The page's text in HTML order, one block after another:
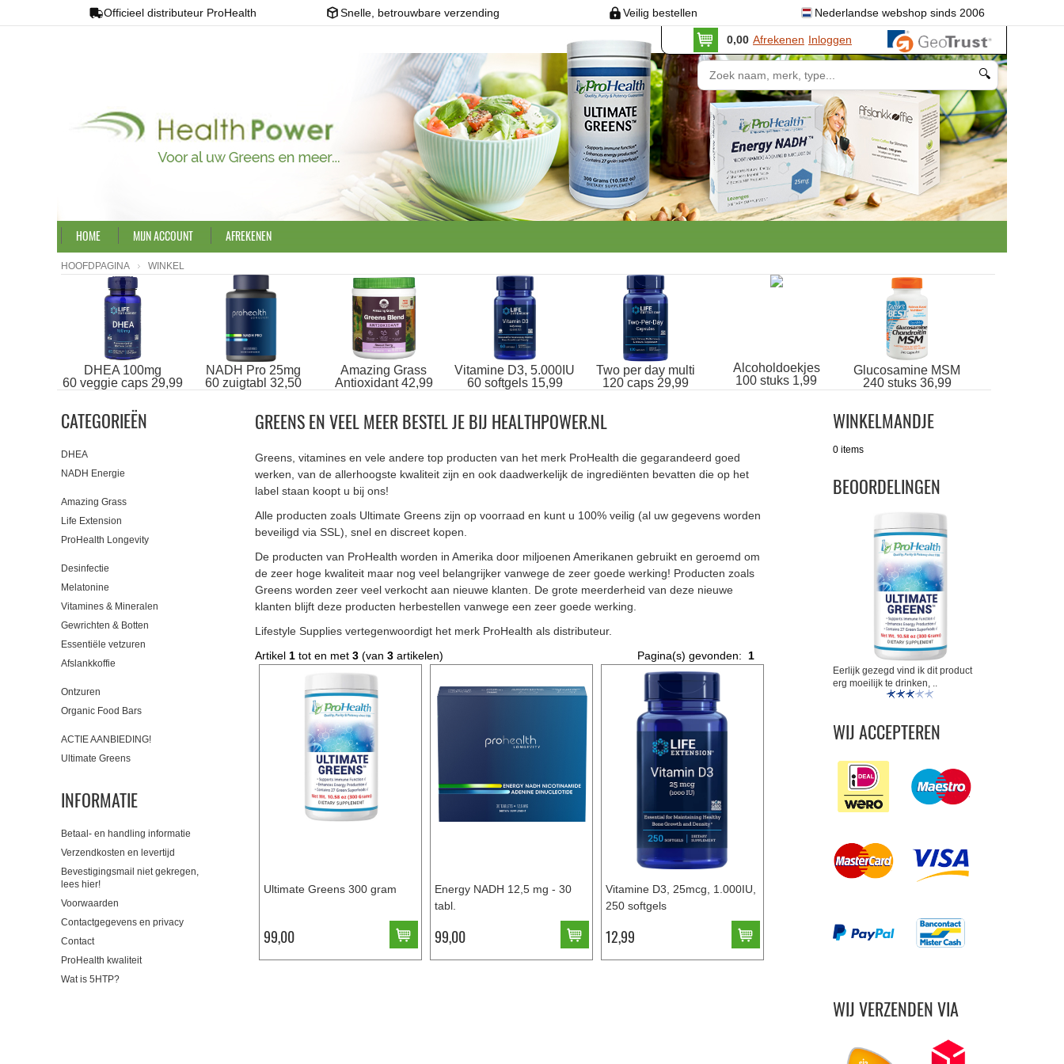
Officieel distributeur ProHealth Snelle, betrouwbare verzending Veilig bestellen Nederlandse webshop sinds 2006
0,00 Afrekenen Inloggen
🔍
HOME MIJN ACCOUNT AFREKENEN
HOOFDPAGINA WINKEL
DHEA 100mg
60 veggie caps 29,99
NADH Pro 25mg
60 zuigtabl 32,50
Amazing Grass
Antioxidant 42,99
Vitamine D3, 5.000IU
60 softgels 15,99
Two per day multi
120 caps 29,99
Alcoholdoekjes
100 stuks 1,99
Glucosamine MSM
240 stuks 36,99
CATEGORIEËN
DHEA
NADH Energie
Amazing Grass
Life Extension
ProHealth Longevity
Desinfectie
Melatonine
Vitamines & Mineralen
Gewrichten & Botten
Essentiële vetzuren
Afslankkoffie
Ontzuren
Organic Food Bars
ACTIE AANBIEDING!
Ultimate Greens
INFORMATIE
Betaal- en handling informatie
Verzendkosten en levertijd
Bevestigingsmail niet gekregen,
lees hier!
Voorwaarden
Contactgegevens en privacy
Contact
ProHealth kwaliteit
Wat is 5HTP?
GREENS EN VEEL MEER BESTEL JE BIJ HEALTHPOWER.NL
Greens, vitamines en vele andere top producten van het merk ProHealth die gegarandeerd goed
werken, van de allerhoogste kwaliteit zijn en ook daadwerkelijk de ingrediënten bevatten die op het
label staan koopt u bij ons!
Alle producten zoals Ultimate Greens zijn op voorraad en kunt u 100% veilig (al uw gegevens worden
beveiligd via SSL), snel en discreet kopen.
De producten van ProHealth worden in Amerika door miljoenen Amerikanen gebruikt en geroemd om
de zeer hoge kwaliteit maar nog veel belangrijker vanwege de zeer goede werking! Producten zoals
Greens worden zeer veel verkocht aan nieuwe klanten. De grote meerderheid van deze nieuwe
klanten blijft deze producten herbestellen vanwege een zeer goede werking.
Lifestyle Supplies vertegenwoordigt het merk ProHealth als distributeur.
Pagina(s) gevonden: 1
Artikel 1 tot en met 3 (van 3 artikelen)
Ultimate Greens 300 gram
99,00
Energy NADH 12,5 mg - 30
tabl.
99,00
Vitamine D3, 25mcg, 1.000IU,
250 softgels
12,99
WINKELMANDJE
0 items
BEOORDELINGEN
Eerlijk gezegd vind ik dit product
erg moeilijk te drinken, ..
WIJ ACCEPTEREN
WIJ VERZENDEN VIA